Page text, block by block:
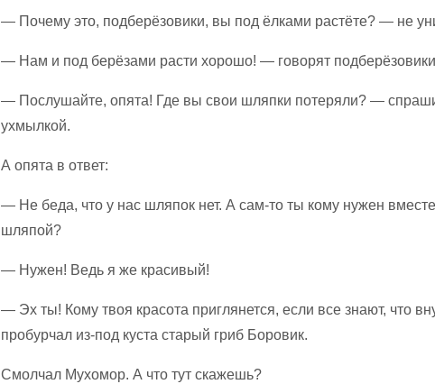
— Почему это, подберёзовики, вы под ёлка­ми растёте? — не
— Нам и под берёзами расти хорошо! — говорят
— Послушайте, опята! Где вы свои шляпки потеряли? —
ухмылкой.
А опята в ответ:
— Не беда, что у нас шляпок нет. А сам-то ты кому нужен
шля­пой?
— Нужен! Ведь я же красивый!
— Эх ты! Кому твоя красота приглянется, если все знают, что
пробурчал из-под куста старый гриб Боровик.
Смолчал Мухомор. А что тут скажешь?